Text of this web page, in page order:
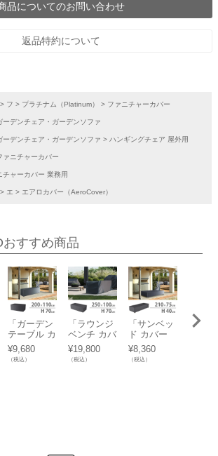
品についてのお問い合わせ
返品特約について
フ プラチナム（Platinum） ファニチャーカバー
ーデンチェア・ガーデンソファ
ーデンチェア・ガーデンソファ ハンギングチェア 屋外用
ァニチャーカバー
チャーカバー 業務用
エ エアロカバー（AeroCover）
おすすめ商品
「ガーデン
テーブル カ
バー（Gard
en table co
ver） エア
¥9,680
（税込）
「ラウンジ
ベンチ カバ
ー（Lounge
bench cove
r） エアロ
¥19,800
（税込）
「サンベッ
ド カバー
（Sunbed c
over） エア
ロカバー
¥8,360
（税込）
「ガ